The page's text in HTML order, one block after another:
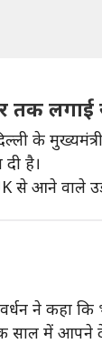
तक लगाई
के
है।
UK से आने
ने
साल में आपने